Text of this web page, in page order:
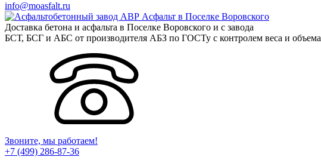
info@moasfalt.ru
Доставка бетона и асфальта в Поселке Воровского и с завода
БСТ, БСГ и АБС от производителя АБЗ по ГОСТу с контролем веса и объема
Звоните, мы работаем!
+7 (499) 286-87-36